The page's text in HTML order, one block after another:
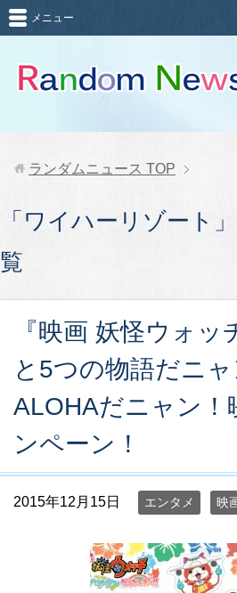
メニュー
ランダムニュース TOP
「ワイハーリゾート
覧
『映画 妖怪ウォ
と5つの物語だニ
ALOHAだニャン！
ンペーン！
2015年12月15日 エンタメ 映